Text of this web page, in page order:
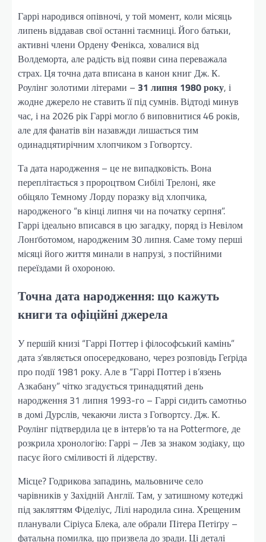
Гаррі народився опівночі, у той момент, коли місяць
липень віддавав свої останні таємниці. Його батьки,
активні члени Ордену Фенікса, ховалися від
Волдеморта, але радість від появи сина переважала
страх. Ця точна дата вписана в канон книг Дж. К.
Роулінг золотими літерами – 31 липня 1980 року, і
жодне джерело не ставить її під сумнів. Відтоді минув
час, і на 2026 рік Гаррі могло б виповнитися 46 років,
але для фанатів він назавжди лишається тим
одинадцятирічним хлопчиком з Гоґвортсу.
Та дата народження – це не випадковість. Вона
переплітається з пророцтвом Сибілі Трелоні, яке
обіцяло Темному Лорду поразку від хлопчика,
народженого “в кінці липня чи на початку серпня”.
Гаррі ідеально вписався в цю загадку, поряд із Невілом
Лонґботомом, народженим 30 липня. Саме тому перші
місяці його життя минали в напрузі, з постійними
переїздами й охороною.
Точна дата народження: що кажуть
книги та офіційні джерела
У першій книзі “Гаррі Поттер і філософський камінь”
дата з’являється опосередковано, через розповідь Геґріда
про події 1981 року. Але в “Гаррі Поттер і в’язень
Азкабану” чітко згадується тринадцятий день
народження 31 липня 1993-го – Гаррі сидить самотньо
в домі Дурслів, чекаючи листа з Гоґвортсу. Дж. К.
Роулінг підтвердила це в інтерв’ю та на Pottermore, де
розкрила хронологію: Гаррі – Лев за знаком зодіаку, що
пасує його сміливості й лідерству.
Місце? Годрикова западинь, мальовниче село
чарівників у Західній Англії. Там, у затишному котеджі
під закляттям Фіделіус, Лілі народила сина. Хрещеним
планували Сіріуса Блека, але обрали Пітера Петіґру –
фатальна помилка, що призвела до зради. Ці деталі